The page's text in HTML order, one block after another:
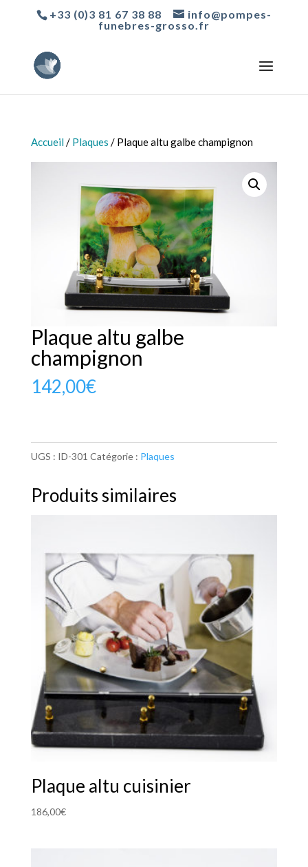
+33 (0)3 81 67 38 88
info@pompes-
funebres-grosso.fr
Accueil/ Plaques / Plaque altu galbe champignon
Plaque altu galbe
champignon
142,00€
UGS : ID-301 Catégorie : Plaques
Produits similaires
Plaque altu cuisinier
186,00€